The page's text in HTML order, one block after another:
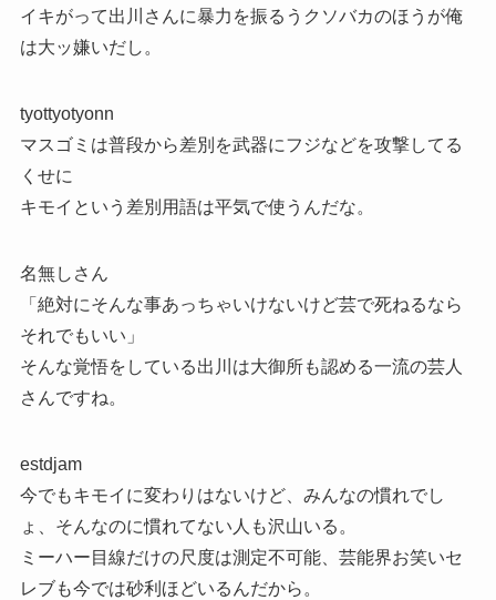
イキがって出川さんに暴力を振るうクソバカのほうが俺
は大ッ嫌いだし。
tyottyotyonn
マスゴミは普段から差別を武器にフジなどを攻撃してる
くせに
キモイという差別用語は平気で使うんだな。
名無しさん
「絶対にそんな事あっちゃいけないけど芸で死ねるなら
それでもいい」
そんな覚悟をしている出川は大御所も認める一流の芸人
さんですね。
estdjam
今でもキモイに変わりはないけど、みんなの慣れでし
ょ、そんなのに慣れてない人も沢山いる。
ミーハー目線だけの尺度は測定不可能、芸能界お笑いセ
レブも今では砂利ほどいるんだから。